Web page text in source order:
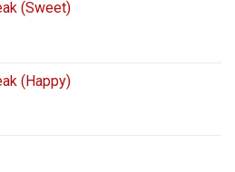
(Sweet)
(Happy)